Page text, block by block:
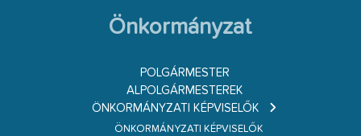
Önkormányzat
POLGÁRMESTER
ALPOLGÁRMESTEREK
ÖNKORMÁNYZATI KÉPVISELŐK
ÖNKORMÁNYZATI KÉPVISELŐK